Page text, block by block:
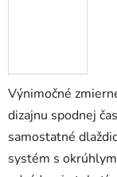
Výnimočné
dizajnu spodnej
samostatné
systém s